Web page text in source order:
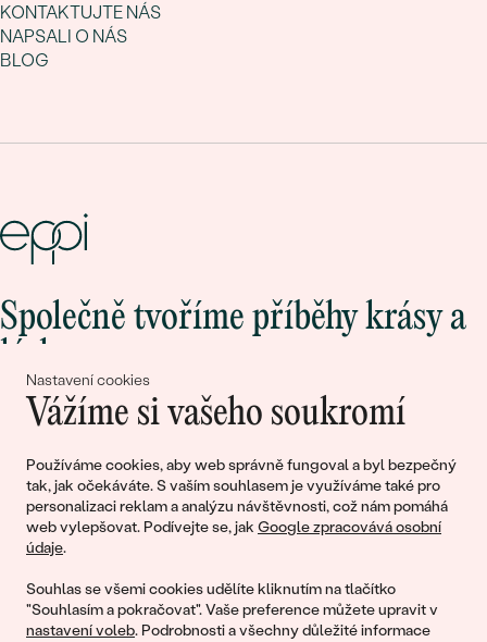
Nastavení cookies
Vážíme si vašeho soukromí
Používáme cookies, aby web správně fungoval a byl bezpečný
tak, jak očekáváte. S vaším souhlasem je využíváme také pro
personalizaci reklam a analýzu návštěvnosti, což nám pomáhá
web vylepšovat. Podívejte se, jak Google zpracovává osobní
údaje.
Souhlas se všemi cookies udělíte kliknutím na tlačítko
"Souhlasím a pokračovat". Vaše preference můžete upravit v
nastavení voleb. Podrobnosti a všechny důležité informace
KONTAKTUJTE NÁS
NAPSALI O NÁS
BLOG
Společně tvoříme příběhy krásy a
Připojte se k nám!
© 2011 - 2026, Eppi.cz